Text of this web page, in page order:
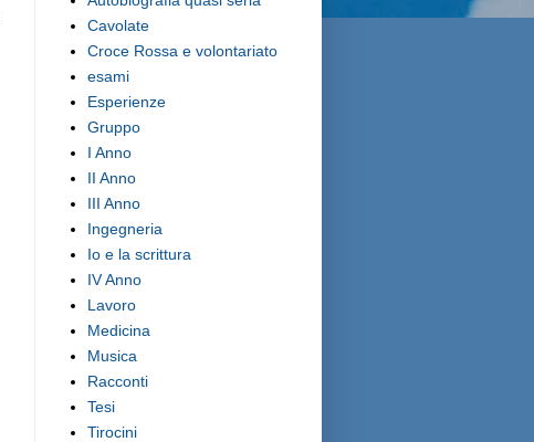
Cavolate
Croce Rossa e volontariato
esami
Esperienze
Gruppo
I Anno
II Anno
III Anno
Ingegneria
Io e la scrittura
IV Anno
Lavoro
Medicina
Musica
Racconti
Tesi
Tirocini